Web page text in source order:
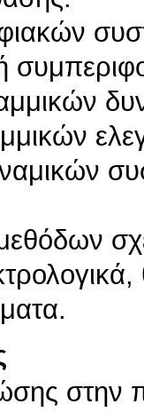
στην